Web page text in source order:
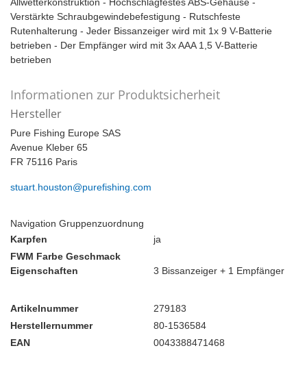
Allwetterkonstruktion - Hochschlagfestes ABS-Gehäuse -
Verstärkte Schraubgewindebefestigung - Rutschfeste
Rutenhalterung - Jeder Bissanzeiger wird mit 1x 9 V-Batterie
betrieben - Der Empfänger wird mit 3x AAA 1,5 V-Batterie
betrieben
Informationen zur Produktsicherheit
Hersteller
Pure Fishing Europe SAS
Avenue Kleber 65
FR 75116 Paris
stuart.houston@purefishing.com
Navigation Gruppenzuordnung
Karpfen
ja
FWM Farbe Geschmack
Eigenschaften
3 Bissanzeiger + 1 Empfänger
Artikelnummer
279183
Herstellernummer
80-1536584
EAN
0043388471468